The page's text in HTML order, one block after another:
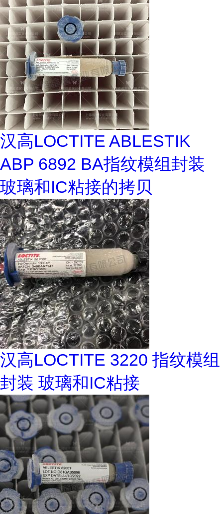
汉高LOCTITE ABLESTIK
ABP 6892 BA指纹模组封装
玻璃和IC粘接的拷贝
汉高LOCTITE 3220 指纹模组
封装 玻璃和IC粘接